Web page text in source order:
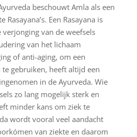
beschouwt Amla als een
Rasayana’s. Een Rasayana is
verjonging van de weefsels
van het lichaam
of anti-aging, om een
te gebruiken, heeft altijd een
in de Ayurveda. Wie
zo lang mogelijk sterk en
minder kans om ziek te
wordt vooral veel aandacht
van ziekte en daarom